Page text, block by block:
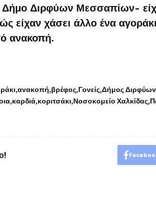
Διρφύων Μεσσαπίων-
είχαν χάσει άλλο ένα
ανακοπή.
ανακοπή βρέφος Γονείς Δήμος
καρδιά κοριτσάκι Νοσοκομείο Χαλκίδας